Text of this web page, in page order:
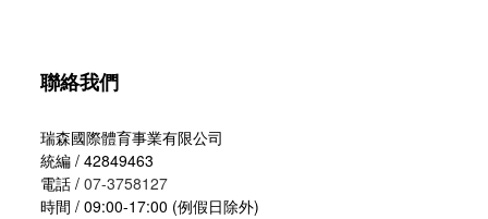
聯絡我們
瑞森國際體育事業有限公司
統編 / 42849463
電話 / 07-3758127
時間 / 09:00-17:00 (例假日除外)